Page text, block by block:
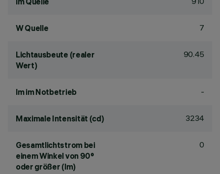
W Quelle 7
Lichtausbeute (realer
Wert)
90.45
lm im Notbetrieb -
Maximale Intensität (cd) 3234
Gesamtlichtstrom bei
einem Winkel von 90°
oder größer (lm)
0